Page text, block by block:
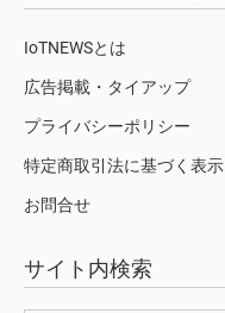
IoTNEWSとは
広告掲載・タイアップ
プライバシーポリシー
特定商取引法に基づく表示
お問合せ
サイト内検索